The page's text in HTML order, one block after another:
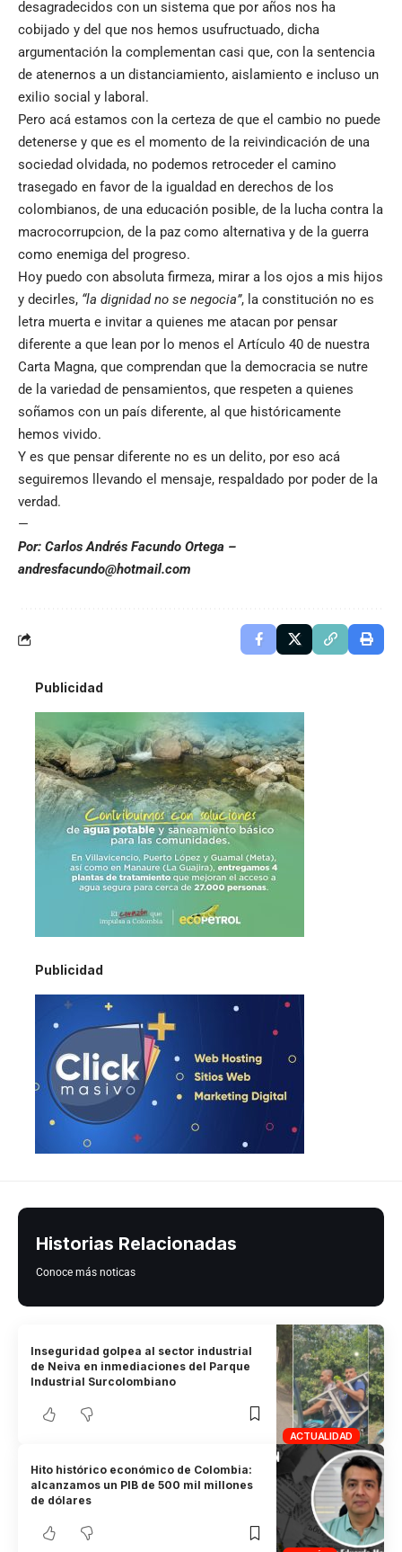
desagradecidos con un sistema que por años nos ha
cobijado y del que nos hemos usufructuado, dicha
argumentación la complementan casi que, con la sentencia
de atenernos a un distanciamiento, aislamiento e incluso un
exilio social y laboral.
Pero acá estamos con la certeza de que el cambio no puede
detenerse y que es el momento de la reivindicación de una
sociedad olvidada, no podemos retroceder el camino
trasegado en favor de la igualdad en derechos de los
colombianos, de una educación posible, de la lucha contra la
macrocorrupcion, de la paz como alternativa y de la guerra
como enemiga del progreso.
Hoy puedo con absoluta firmeza, mirar a los ojos a mis hijos
y decirles, “la dignidad no se negocia”, la constitución no es
letra muerta e invitar a quienes me atacan por pensar
diferente a que lean por lo menos el Artículo 40 de nuestra
Carta Magna, que comprendan que la democracia se nutre
de la variedad de pensamientos, que respeten a quienes
soñamos con un país diferente, al que históricamente
hemos vivido.
Y es que pensar diferente no es un delito, por eso acá
seguiremos llevando el mensaje, respaldado por poder de la
verdad.
—
Por: Carlos Andrés Facundo Ortega –
andresfacundo@hotmail.com
Publicidad
Publicidad
Historias Relacionadas
Conoce más noticas
ACTUALIDAD
Inseguridad golpea al sector industrial
de Neiva en inmediaciones del Parque
Industrial Surcolombiano
Hito histórico económico de Colombia:
alcanzamos un PIB de 500 mil millones
de dólares